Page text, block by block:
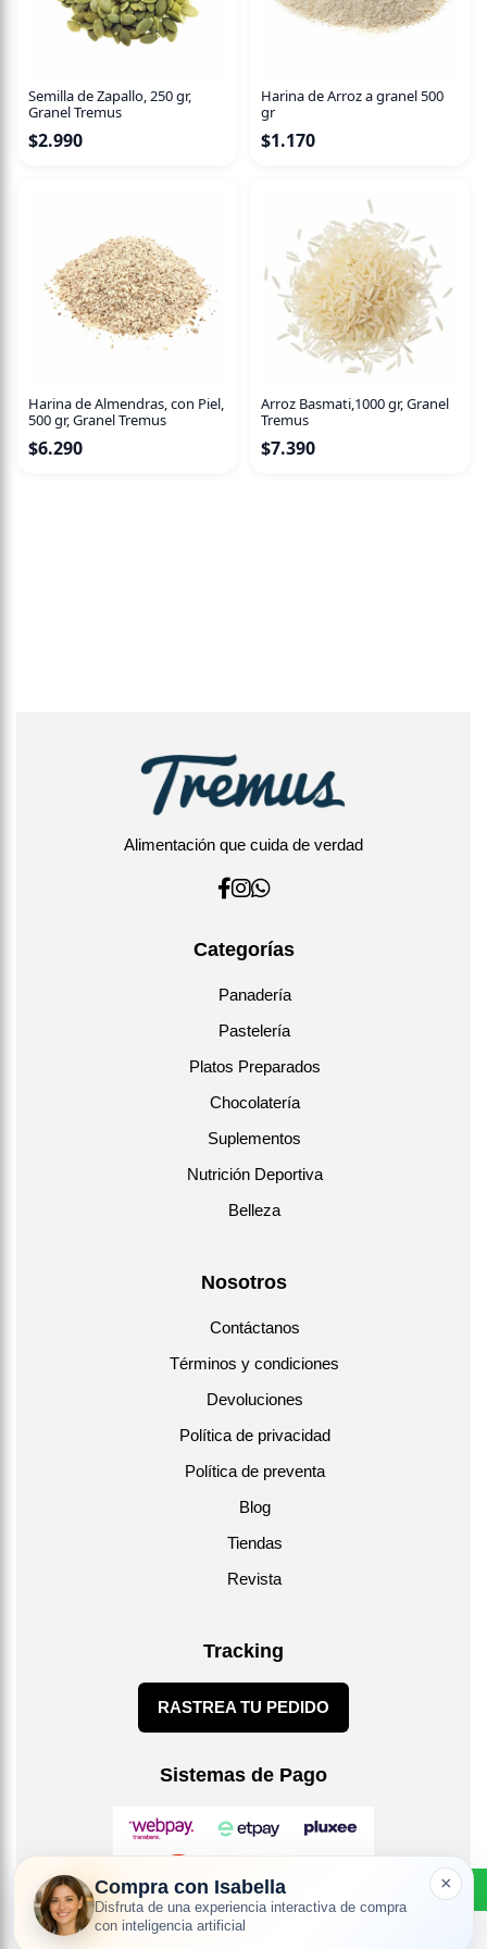
Semilla de Zapallo, 250 gr,
Granel Tremus
$2.990
Harina de Arroz a granel 500
gr
$1.170
Harina de Almendras, con Piel,
500 gr, Granel Tremus
$6.290
Arroz Basmati,1000 gr, Granel
Tremus
$7.390
Alimentación que cuida de verdad
Categorías
Panadería
Pastelería
Platos Preparados
Chocolatería
Suplementos
Nutrición Deportiva
Belleza
Nosotros
Contáctanos
Términos y condiciones
Devoluciones
Política de privacidad
Política de preventa
Blog
Tiendas
Revista
Tracking
RASTREA TU PEDIDO
Sistemas de Pago